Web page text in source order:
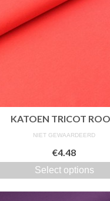
KATOEN TRICOT
NIET GEWAARDEERD
€4.48
Select options